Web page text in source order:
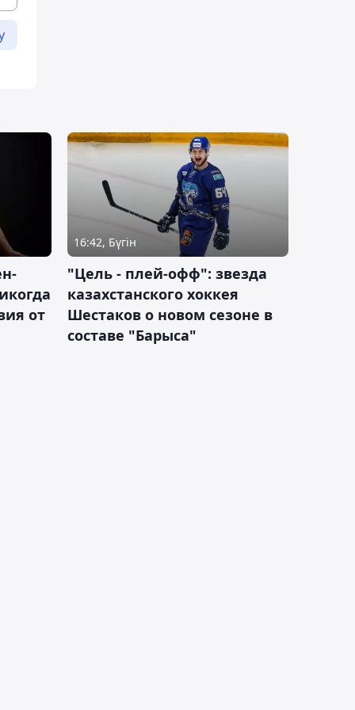
от
16:42, Бүгін
"Цель - плей-офф": звезда
казахстанского хоккея
Шестаков о новом сезоне в
составе "Барыса"